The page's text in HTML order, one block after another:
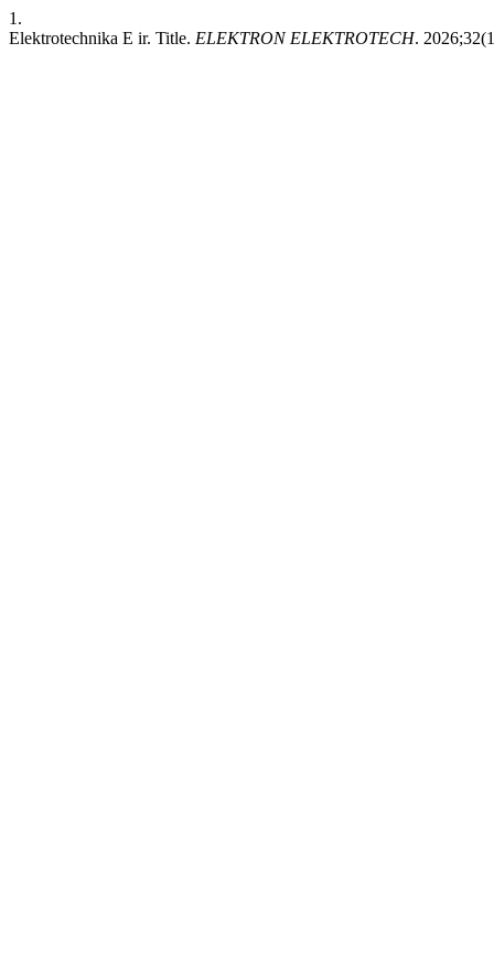
1.
Elektrotechnika E ir. Title. ELEKTRON ELEKTROTECH.